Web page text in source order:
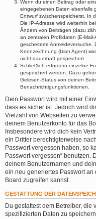
Wenn du einen Beitrag oder
eingegebenen Daten ebenfalls
Entwurf zwischenspeicherst. In
Die IP-Adresse wird weiterhin
Ändern von Beiträgen (dazu
an zentralen Profildaten (E-
gescheiterte Anmeldeversuche.
Kennzeichnung (User Agent)
nicht dauerhaft gespeichert.
Schließlich erfordern einzelne
gespeichert werden. Dazu
Gelesen-Status von deinen
Benachrichtigungsfunktionen.
Dein Passwort wird mit einer
dass es sicher ist. Jedoch wird
Vielzahl von Webseiten zu
deinem Benutzerkonto für das
Insbesondere wird dich kein
ein Dritter berechtigterweise
Passwort vergessen haben, so
Passwort vergessen“ benutzen.
deinem Benutzernamen und
ein neu generiertes Passwort an
Board zugreifen kannst.
GESTATTUNG DER
Du gestattest dem Betreiber,
spezifizierten Daten zu